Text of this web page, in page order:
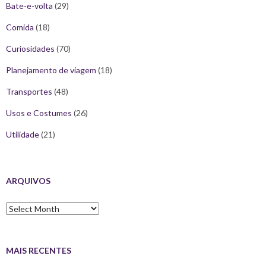
Bate-e-volta (29)
Comida (18)
Curiosidades (70)
Planejamento de viagem (18)
Transportes (48)
Usos e Costumes (26)
Utilidade(21)
ARQUIVOS
Arquivos
MAIS RECENTES